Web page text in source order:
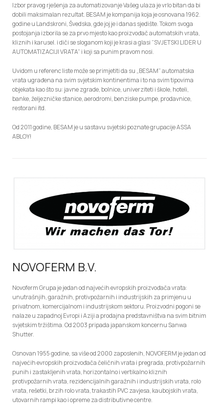
Izbor pravog rješenja za automatizovanje Vašeg ulaza je vrlo bitan da bi
dobili maksimalan rezultat. BESAM je kompanija koja je osnovana 1962.
godine u Landskroni, Švedska, gde joj je i danas sjedište. Tokom svoga
postojanja izborila se za prvo mjesto kao proizvođač automatskih vrata,
kliznih i karusel. i diči se sloganom koji je krasi a glasi ”SVJETSKI LIDER U
AUTOMATIZACIJI VRATA” i koji sa punim pravom nosi.
Uvidom u referenc liste može se primjetiti da su „BESAM” automatska
vrata ugrađena na svim svjetskim kontinentima i to na svim tipovima
objekata kao što su: javne zgrade, bolnice, univerziteti i škole, hoteli,
banke, željezničke stanice, aerodromi, benziske pumpe, prodavnice,
restorani itd.
Od 2011 godine, BESAM je u sastavu svjetski poznate grupacije ASSA
ABLOY!
NOVOFERM B.V.
Novoferm Grupa je jedan od najvećih evropskih proizvođača vrata:
unutrašnjih, garažnih, protivpožarnih i industrijskih za primjenu u
privatnom, komercijalnom i industrijskom sektoru. Proizvodni pogoni se
nalaze u zapadnoj Evropi i Aziji a prodajna predstavništva na svim bitnim
svjetskim tržištima. Od 2003 pripada japanskom koncernu Sanwa
Shutter.
Osnovan 1955 godine, sa više od 2000 zaposlenih, NOVOFERM je jedan od
najvećih evropskih proizvođača čeličnih vrata i pregrada, protivpožarnih
punih i zastakljenih vrata, horizontalno i vertikalno kliznih
protivpožarnih vrata, rezidencijalnih garažnih i industrijskih vrata, rolo
vrata, rešetki, brzih rolo vrata, trakastih PVC zavjesa, kaubojskih vrata,
utovarnih rampi kao i opreme za distributivne centre.